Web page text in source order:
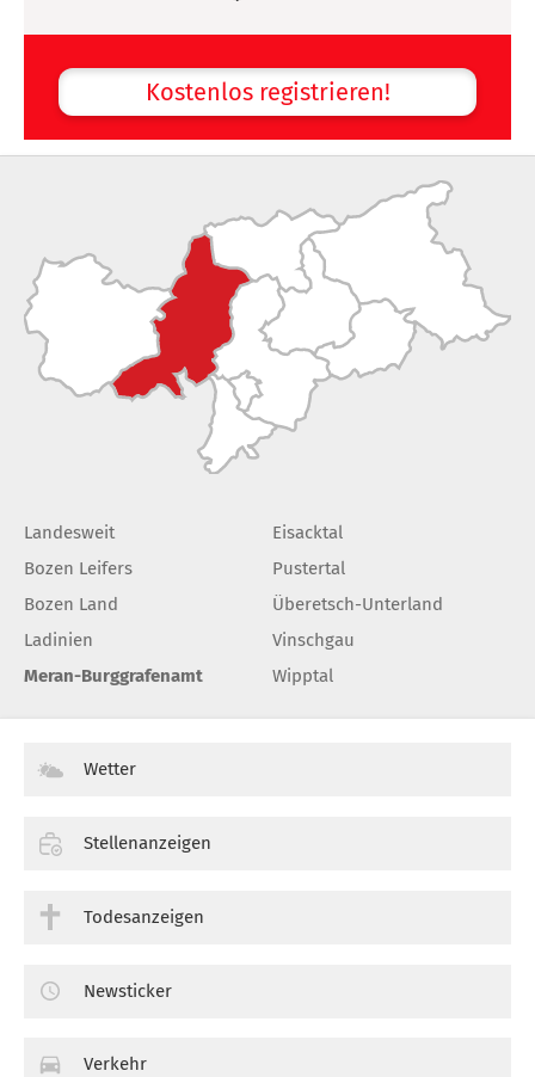
Kostenlos registrieren!
Landesweit
Bozen Leifers
Bozen Land
Ladinien
Meran-Burggrafenamt
Eisacktal
Pustertal
Überetsch-Unterland
Vinschgau
Wipptal
Wetter
Stellenanzeigen
Todesanzeigen
Newsticker
Verkehr